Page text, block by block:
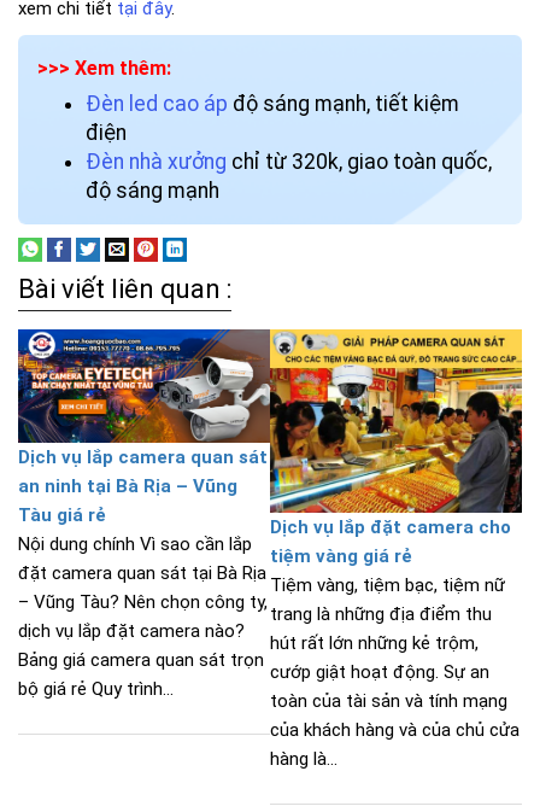
xem chi tiết tại đây.
>>> Xem thêm:
Đèn led cao áp độ sáng mạnh, tiết kiệm
điện
Đèn nhà xưởng chỉ từ 320k, giao toàn quốc,
độ sáng mạnh
Bài viết liên quan :
Dịch vụ lắp camera quan sát
an ninh tại Bà Rịa – Vũng
Tàu giá rẻ
Nội dung chính Vì sao cần lắp
đặt camera quan sát tại Bà Rịa
– Vũng Tàu? Nên chọn công ty,
dịch vụ lắp đặt camera nào?
Bảng giá camera quan sát trọn
bộ giá rẻ Quy trình...
Dịch vụ lắp đặt camera cho
tiệm vàng giá rẻ
Tiệm vàng, tiệm bạc, tiệm nữ
trang là những địa điểm thu
hút rất lớn những kẻ trộm,
cướp giật hoạt động. Sự an
toàn của tài sản và tính mạng
của khách hàng và của chủ cửa
hàng là...